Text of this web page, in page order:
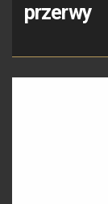
przerwy